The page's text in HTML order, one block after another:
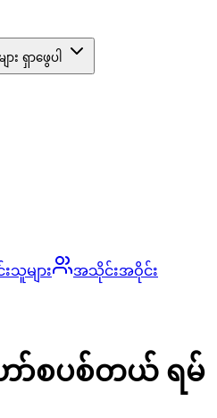
း ရှာဖွေပါ
သူများ အသိုင်းအဝိုင်း
ာ်စပစ်တယ် ရမ်